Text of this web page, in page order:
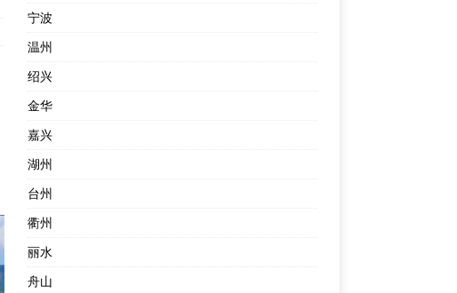
宁波
温州
绍兴
金华
嘉兴
湖州
台州
衢州
丽水
舟山